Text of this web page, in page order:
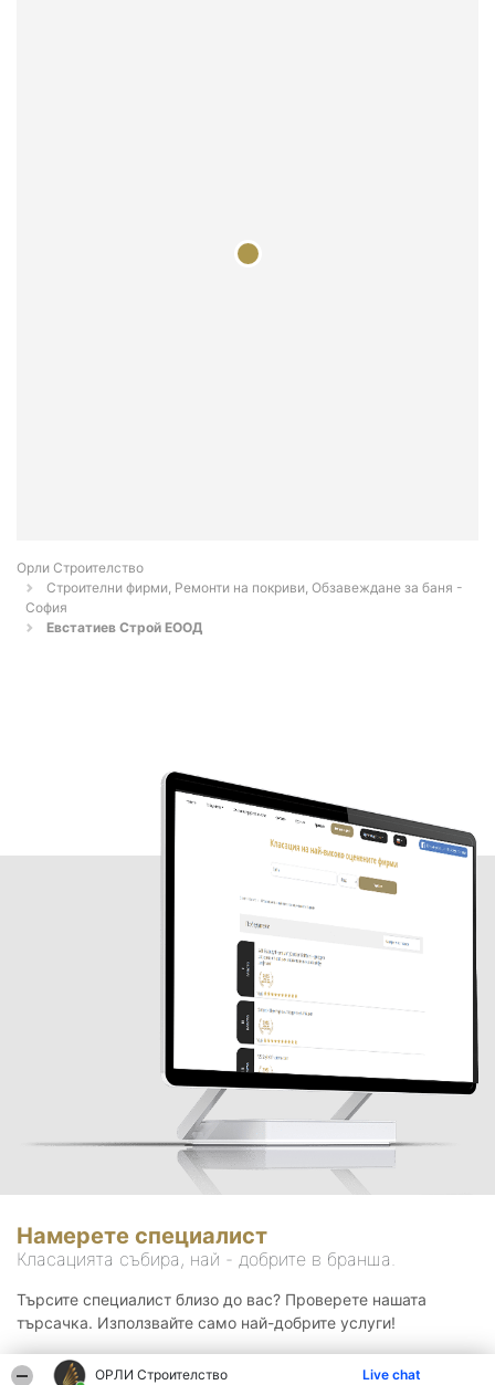
ОРЛИ Строителство Live chat
Орли Строителство
Строителни фирми, Ремонти на покриви, Обзавеждане за баня -
София
Евстатиев Строй ЕООД
Намерете специалист
Класацията събира, най - добрите в бранша.
Търсите специалист близо до вас? Проверете нашата
търсачка. Използвайте само най-добрите услуги!